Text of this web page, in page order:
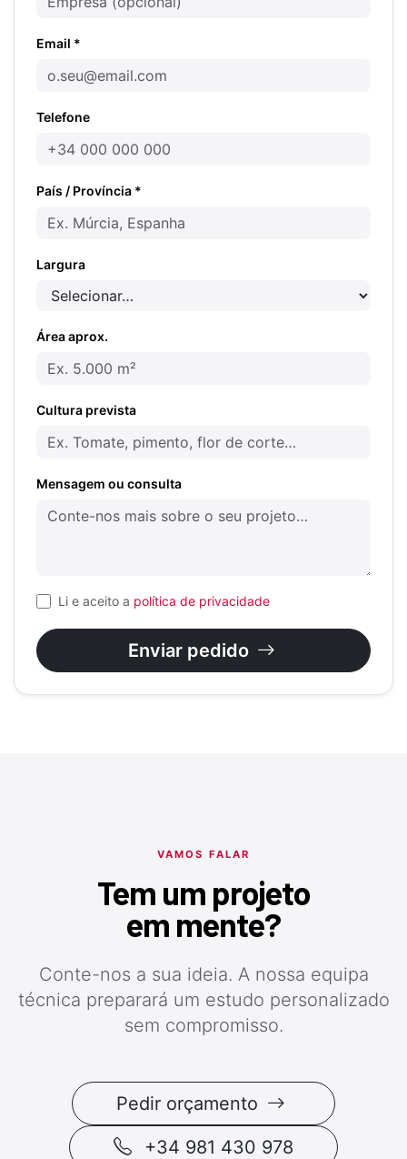
Email *
Telefone
País / Província *
Largura
Área aprox.
Cultura prevista
Mensagem ou consulta
Li e aceito a política de privacidade
Enviar pedido
VAMOS FALAR
Tem um projeto
em mente?
Conte-nos a sua ideia. A nossa equipa
técnica preparará um estudo personalizado
sem compromisso.
Pedir orçamento
+34 981 430 978